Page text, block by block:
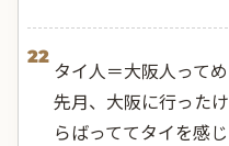
22
タイ人＝大阪人って
先月、大阪に行った
らばっててタイを感